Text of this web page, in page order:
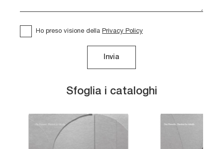
Sfoglia i cataloghi
Ho preso visione della Privacy Policy
Invia